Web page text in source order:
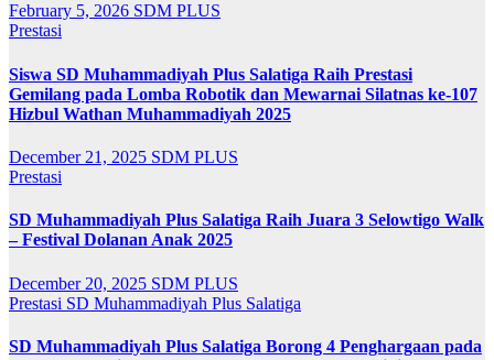
February 5, 2026 SDM PLUS
Prestasi
Siswa SD Muhammadiyah Plus Salatiga Raih Prestasi
Gemilang pada Lomba Robotik dan Mewarnai Silatnas ke-107
Hizbul Wathan Muhammadiyah 2025
December 21, 2025 SDM PLUS
Prestasi
SD Muhammadiyah Plus Salatiga Raih Juara 3 Selowtigo Walk
– Festival Dolanan Anak 2025
December 20, 2025 SDM PLUS
Prestasi SD Muhammadiyah Plus Salatiga
SD Muhammadiyah Plus Salatiga Borong 4 Penghargaan pada